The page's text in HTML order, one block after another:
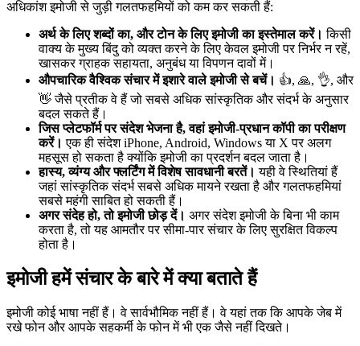
अधिकांश इमोजी से जुड़ी गलतफहमियों को कम कर सकती हैं:
अर्थ के लिए शब्दों का, और टोन के लिए इमोजी का इस्तेमाल करें। किसी
वाक्य के मुख्य बिंदु को व्यक्त करने के लिए केवल इमोजी पर निर्भर न रहें,
खासकर ग्राहक सहायता, अनुबंध या विपणन दावों में।
औपचारिक वैश्विक संचार में इशारे वाले इमोजी से बचें। 👍, 🙏, 👌, और
👋 जैसे प्रतीक वे हैं जो सबसे अधिक सांस्कृतिक और संदर्भ के अनुसार
बदल सकते हैं।
जिस प्लेटफॉर्म पर संदेश भेजना है, वहां इमोजी-प्रधान कॉपी का परीक्षण
करें। एक ही संदेश iPhone, Android, Windows या X पर अलग
महसूस हो सकता है क्योंकि इमोजी का प्रदर्शन बदल जाता है।
हास्य, व्यंग्य और फ्लर्टिंग में विशेष सावधानी बरतें। यही वे स्थितियां हैं
जहां सांस्कृतिक संदर्भ सबसे अधिक मायने रखता है और गलतफहमियां
सबसे महंगी साबित हो सकती हैं।
अगर संदेह हो, तो इमोजी छोड़ दें। अगर संदेश इमोजी के बिना भी काम
करता है, तो यह आमतौर पर सीमा-पार संचार के लिए सुरक्षित विकल्प
होता है।
इमोजी हमें संचार के बारे में क्या बताते हैं
इमोजी कोई भाषा नहीं हैं। वे सार्वभौमिक नहीं हैं। वे यहां तक कि आपके जेब में
रखे फोन और आपके सहकर्मी के फोन में भी एक जैसे नहीं दिखते।